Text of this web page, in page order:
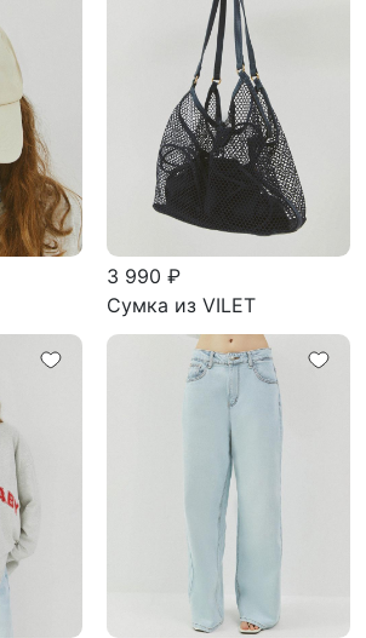
3 990 ₽
Сумка из VILET